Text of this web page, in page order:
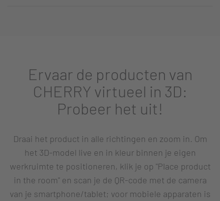
Ervaar de producten van
CHERRY virtueel in 3D:
Probeer het uit!
Draai het product in alle richtingen en zoom in. Om
het 3D-model live en in kleur binnen je eigen
werkruimte te positioneren, klik je op "Place product
in the room" en scan je de QR-code met de camera
van je smartphone/tablet; voor mobiele apparaten is